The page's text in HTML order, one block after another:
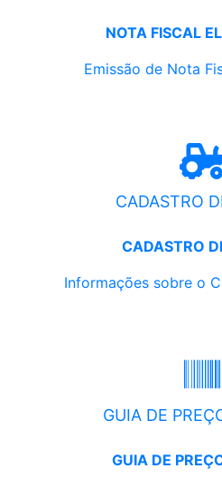
NOTA FISCAL
Emissão de Nota
CADASTRO
CADASTRO
Informações sobre o
GUIA DE
GUIA DE